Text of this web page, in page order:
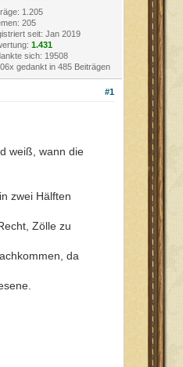
1.205
205
seit: Jan 2019
1.431
sich: 19508
gedankt in 485 Beiträgen
#1
weiß, wann die
zwei Hälften
Zölle zu
da